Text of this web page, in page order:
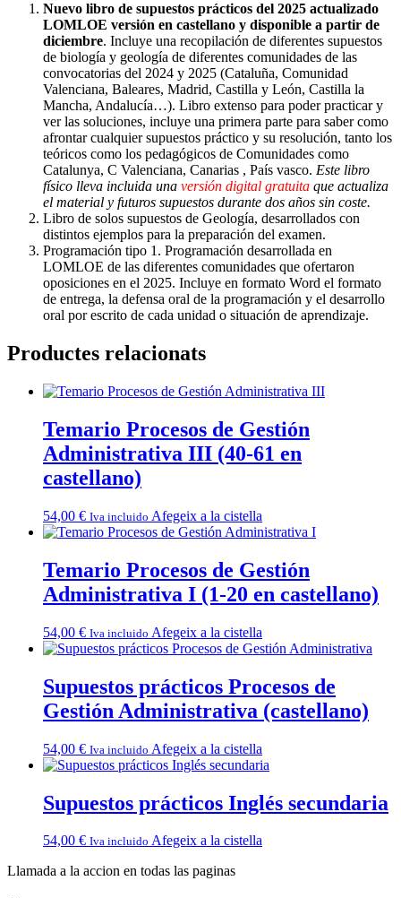
Nuevo libro de supuestos prácticos del 2025 actualizado
LOMLOE versión en castellano y disponible a partir de
diciembre. Incluye una recopilación de diferentes supuestos
de biología y geología de diferentes comunidades de las
convocatorias del 2024 y 2025 (Cataluña, Comunidad
Valenciana, Baleares, Madrid, Castilla y León, Castilla la
Mancha, Andalucía…). Libro extenso para poder practicar y
ver las soluciones, incluye una primera parte para saber como
afrontar cualquier supuestos práctico y su resolución, tanto los
teóricos como los pedagógicos de Comunidades como
Catalunya, C Valenciana, Canarias , País vasco. Este libro
físico lleva incluida una versión digital gratuita que actualiza
el material y futuros supuestos durante dos años sin coste.
Libro de solos supuestos de Geología, desarrollados con
distintos ejemplos para la preparación del examen.
Programación tipo 1. Programación desarrollada en
LOMLOE de las diferentes comunidades que ofertaron
oposiciones en el 2025. Incluye en formato Word el formato
de entrega, la defensa oral de la programación y el desarrollo
oral por escrito de cada unidad o situación de aprendizaje.
Productes relacionats
Temario Procesos de Gestión
Administrativa III (40-61 en
castellano)
54,00 € Iva incluido Afegeix a la cistella
Temario Procesos de Gestión
Administrativa I (1-20 en castellano)
54,00 € Iva incluido Afegeix a la cistella
Supuestos prácticos Procesos de
Gestión Administrativa (castellano)
54,00 € Iva incluido Afegeix a la cistella
Supuestos prácticos Inglés secundaria
54,00 € Iva incluido Afegeix a la cistella
Llamada a la accion en todas las paginas